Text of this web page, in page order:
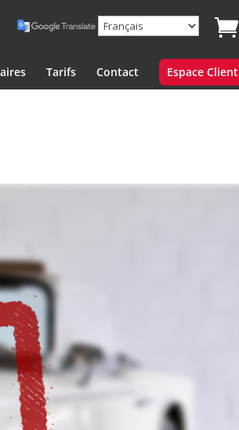
Tarifs Contact Espace Client